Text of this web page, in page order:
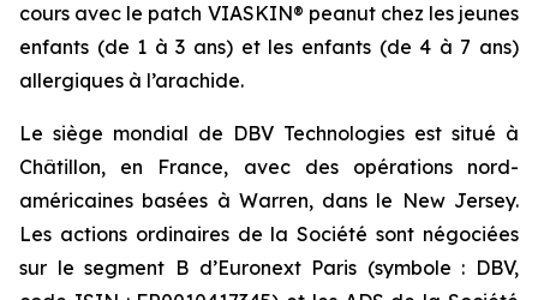
cours avec le patch VIASKIN® peanut chez les jeunes
enfants (de 1 à 3 ans) et les enfants (de 4 à 7 ans)
allergiques à l’arachide.
Le siège mondial de DBV Technologies est situé à
Châtillon, en France, avec des opérations nord-
américaines basées à Warren, dans le New Jersey.
Les actions ordinaires de la Société sont négociées
sur le segment B d’Euronext Paris (symbole : DBV,